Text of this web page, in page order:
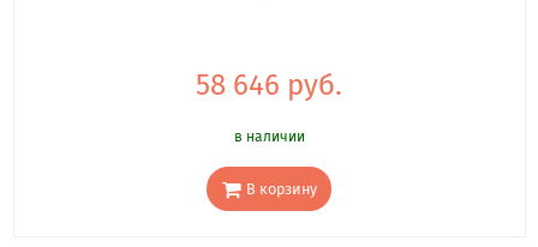
58 646 руб.
в наличии
В корзину